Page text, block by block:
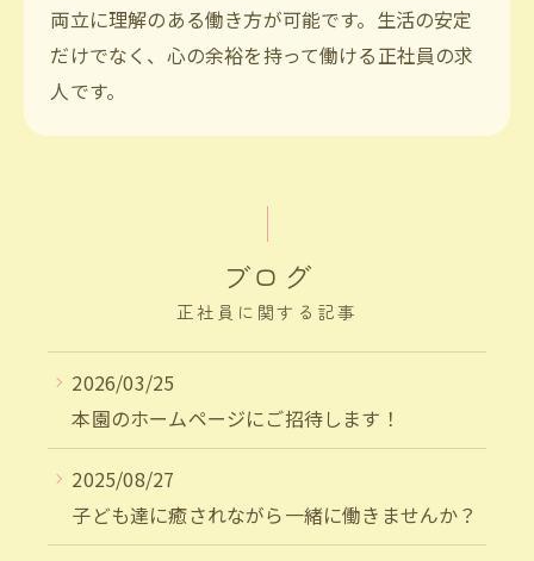
両立に理解のある働き方が可能です。生活の安定
だけでなく、心の余裕を持って働ける正社員の求
人です。
ブログ
正社員に関する記事
2026/03/25
本園のホームページにご招待します！
2025/08/27
子ども達に癒されながら一緒に働きませんか？